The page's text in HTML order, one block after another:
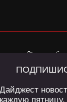
наapp2top.ru
Политике
Дайджест
каждую пятницу.